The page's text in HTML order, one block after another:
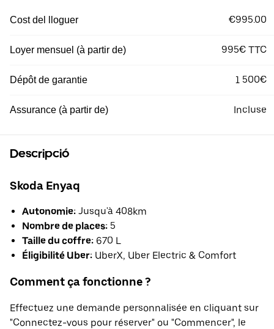
Cost del lloguer €995.00
Loyer mensuel (à partir de) 995€ TTC
Dépôt de garantie 1 500€
Assurance (à partir de) Incluse
Descripció
Skoda Enyaq
Autonomie: Jusqu'à 408km
Nombre de places: 5
Taille du coffre: 670 L
Éligibilité Uber: UberX, Uber Electric & Comfort
Comment ça fonctionne ?
Effectuez une demande personnalisée en cliquant sur
"Connectez-vous pour réserver" ou "Commencer", le